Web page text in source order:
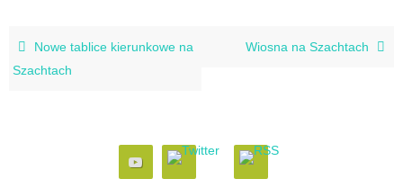
Nowe tablice kierunkowe na
Szachtach
Wiosna na Szachtach